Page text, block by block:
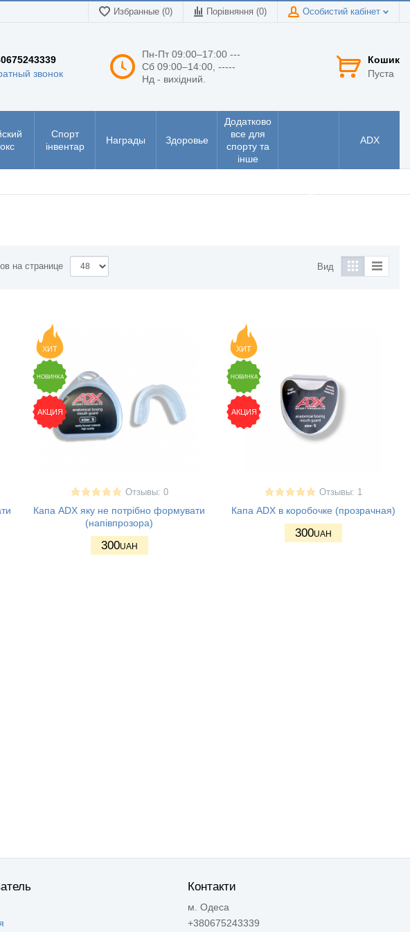
Избранные (0) Порівняння (0) Особистий кабінет
звонок
Пн-Пт 09:00–17:00 ---
Сб 09:00–14:00, -----
Нд - вихідний.
Кошик
Пуста
Спорт
інвентар
Награды Здоровье
Додатково
все для
спорту та
інше
ADX
на странице Вид
ХИТ
НОВИНКА
АКЦИЯ
Отзывы: 0
Капа ADX яку не потрібно формувати
(напівпрозора)
300UAH
ХИТ
НОВИНКА
АКЦИЯ
Отзывы: 1
Капа ADX в коробочке (прозрачная)
300UAH
Контакти
м. Одеса
+380675243339